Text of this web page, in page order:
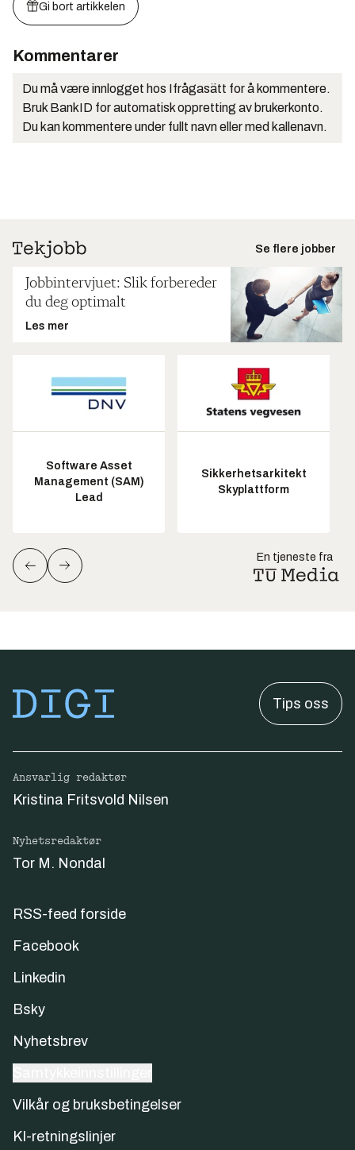
Gi bort artikkelen
Kommentarer
Du må være innlogget hos Ifrågasätt for å kommentere.
Bruk BankID for automatisk oppretting av brukerkonto.
Du kan kommentere under fullt navn eller med kallenavn.
Se flere jobber
Jobbintervjuet: Slik forbereder
du deg optimalt
Les mer
Software Asset
Management (SAM)
Lead
Sikkerhetsarkitekt
Skyplattform
En tjeneste fra
Tips oss
Ansvarlig redaktør
Kristina Fritsvold Nilsen
Nyhetsredaktør
Tor M. Nondal
RSS-feed forside
Facebook
Linkedin
Bsky
Nyhetsbrev
Vilkår og bruksbetingelser
KI-retningslinjer